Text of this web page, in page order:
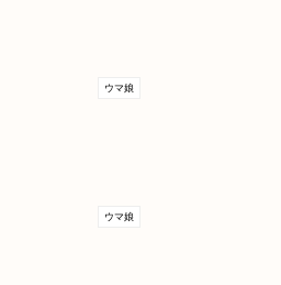
ウマ娘
ウマ娘